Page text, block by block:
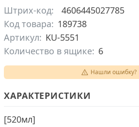
Штрих-код:
4606445027785
Код товара: 189738
Артикул: KU-5551
Количество в ящике: 6
Нашли ошибку?
ХАРАКТЕРИСТИКИ
[520мл]